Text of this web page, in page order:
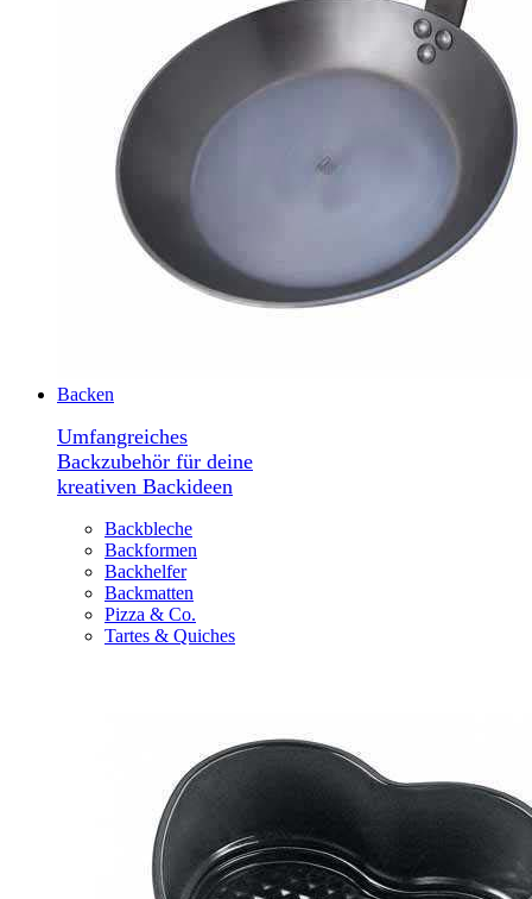
Backen
Umfangreiches
Backzubehör für deine
kreativen Backideen
Backbleche
Backformen
Backhelfer
Backmatten
Pizza & Co.
Tartes & Quiches